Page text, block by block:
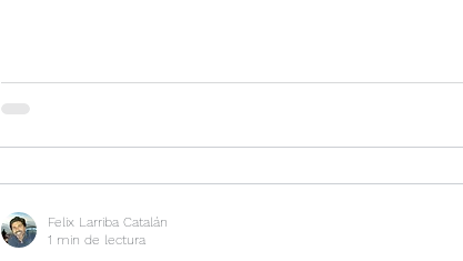
Felix Larriba Catalán
1 min de lectura